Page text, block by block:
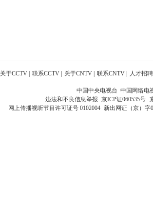
关于CCTV 联系CCTV 关于CNTV 联系CNTV 人才招聘
中国中央电视台 中国网络电
违法和不良信息举报 京ICP证060535号
网上传播视听节目许可证号 0102004 新出网证（京）